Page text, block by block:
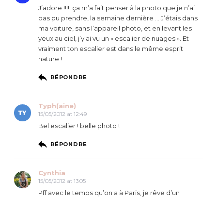
J’adore !!!!! ça m’a fait penser à la photo que je n’ai
pas pu prendre, la semaine dernière … J’étais dans
ma voiture, sans l’appareil photo, et en levant les
yeux au ciel, j’y ai vu un « escalier de nuages ». Et
vraiment ton escalier est dans le même esprit
nature !
RÉPONDRE
Typh(aine)
15/05/2012 at 12:49
Bel escalier ! belle photo !
RÉPONDRE
Cynthia
15/05/2012 at 13:05
Pff avec le temps qu’on a à Paris, je rêve d’un